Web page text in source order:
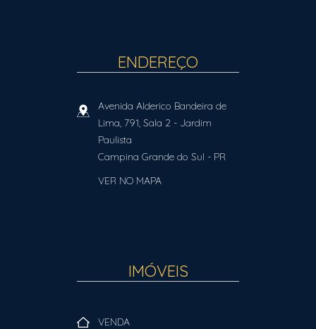
ENDEREÇO
Avenida Alderico Bandeira de
Lima, 791, Sala 2 - Jardim
Paulista
Campina Grande do Sul - PR
VER NO MAPA
IMÓVEIS
VENDA